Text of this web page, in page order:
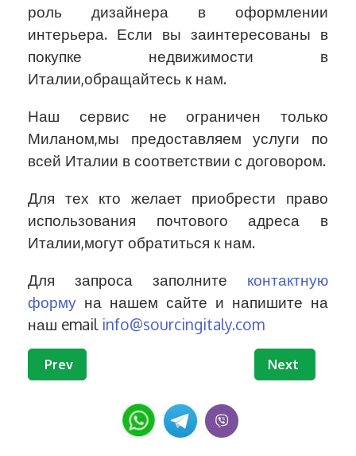
роль дизайнера в оформлении
интерьера. Если вы заинтересованы в
покупке недвижимости в
Италии,обращайтесь к нам.
Наш сервис не ограничен только
Миланом,мы предоставляем услуги по
всей Италии в соответствии с договором.
Для тех кто желает приобрести право
использования почтового адреса в
Италии,могут обратиться к нам.
Для запроса заполните контактную
форму на нашем сайте и напишите на
наш email info@sourcingitaly.com
Previous article: Buy Goods from Italy | Sourcing
Prev Next article:
Next